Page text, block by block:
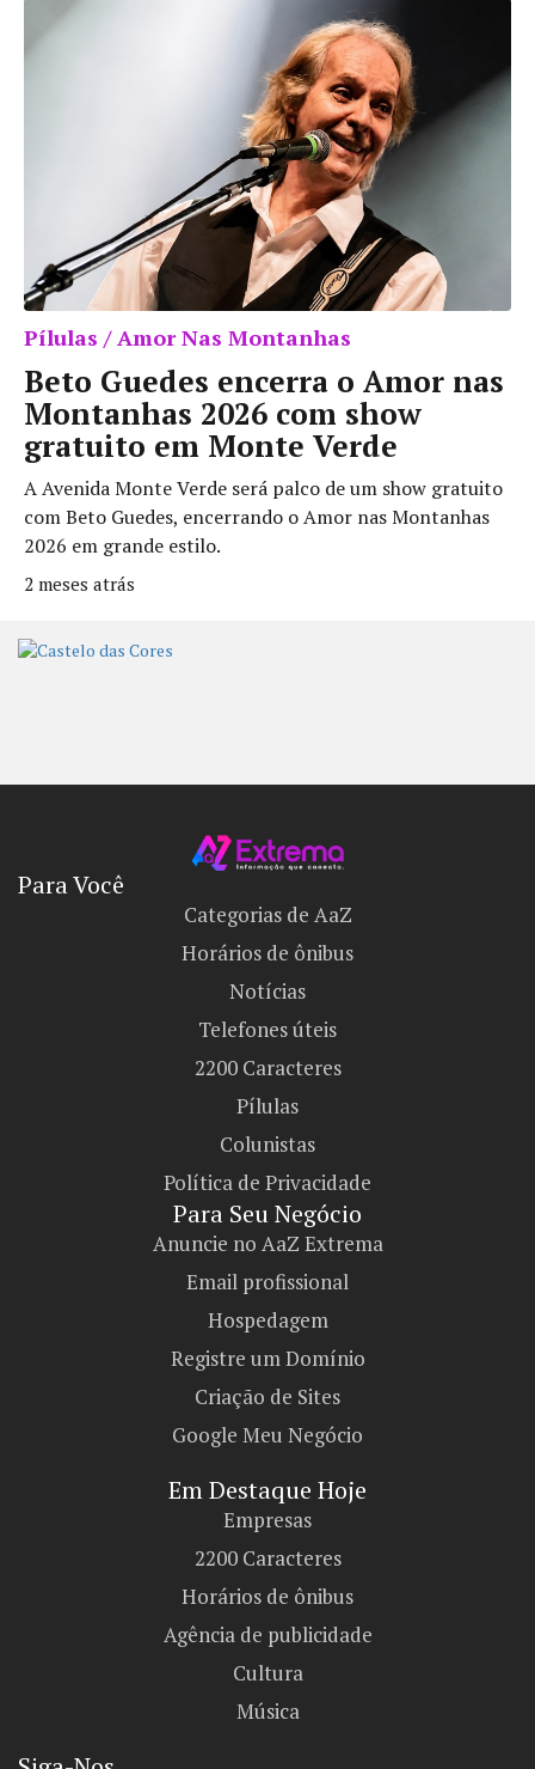
Pílulas / Amor Nas Montanhas
Beto Guedes encerra o Amor nas
Montanhas 2026 com show
gratuito em Monte Verde
A Avenida Monte Verde será palco de um show gratuito
com Beto Guedes, encerrando o Amor nas Montanhas
2026 em grande estilo.
2 meses atrás
Para Você
Categorias de AaZ
Horários de ônibus
Notícias
Telefones úteis
2200 Caracteres
Pílulas
Colunistas
Política de Privacidade
Para Seu Negócio​
Anuncie no AaZ Extrema
Email profissional
Hospedagem
Registre um Domínio
Criação de Sites
Google Meu Negócio
Em Destaque Hoje
Empresas
2200 Caracteres
Horários de ônibus
Agência de publicidade
Cultura
Música